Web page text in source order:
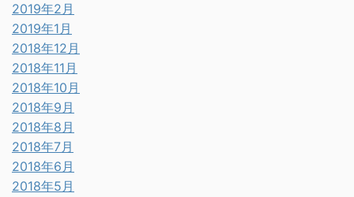
2019年2月
2019年1月
2018年12月
2018年11月
2018年10月
2018年9月
2018年8月
2018年7月
2018年6月
2018年5月